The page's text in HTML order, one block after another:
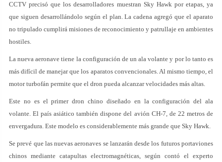
CCTV precisó que los desarrolladores muestran Sky Hawk por etapas, ya
que siguen desarrollándolo según el plan. La cadena agregó que el aparato
no tripulado cumplirá misiones de reconocimiento y patrullaje en ambientes
hostiles.
La nueva aeronave tiene la configuración de un ala volante y por lo tanto es
más difícil de manejar que los aparatos convencionales. Al mismo tiempo, el
motor turbofán permite que el dron pueda alcanzar velocidades más altas.
Este no es el primer dron chino diseñado en la configuración del ala
volante. El país asiático también dispone del avión CH-7, de 22 metros de
envergadura. Este modelo es considerablemente más grande que Sky Hawk.
Se prevé que las nuevas aeronaves se lanzarán desde los futuros portaviones
chinos mediante catapultas electromagnéticas, según contó el experto